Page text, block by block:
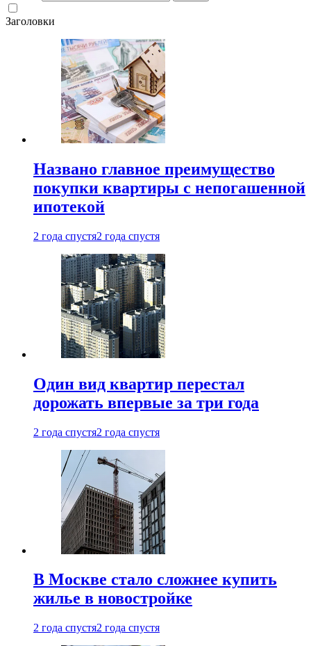
Заголовки
Названо главное преимущество
покупки квартиры с непогашенной
ипотекой
2 года спустя2 года спустя
Один вид квартир перестал
дорожать впервые за три года
2 года спустя2 года спустя
В Москве стало сложнее купить
жилье в новостройке
2 года спустя2 года спустя